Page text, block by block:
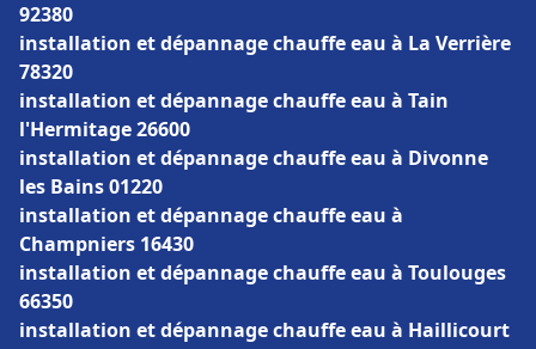
92380
installation et dépannage chauffe eau à La Verrière
78320
installation et dépannage chauffe eau à Tain
l'Hermitage 26600
installation et dépannage chauffe eau à Divonne
les Bains 01220
installation et dépannage chauffe eau à
Champniers 16430
installation et dépannage chauffe eau à Toulouges
66350
installation et dépannage chauffe eau à Haillicourt